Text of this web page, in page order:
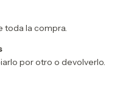
toda la compra.
por otro o devolverlo.